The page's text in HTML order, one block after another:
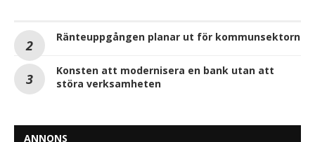
Ränteuppgången planar ut för kommunsektorn
Konsten att modernisera en bank utan att
störa verksamheten
ANNONS